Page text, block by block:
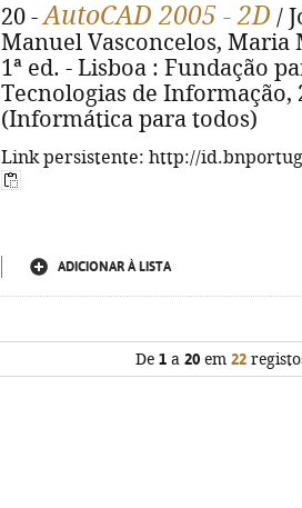
20 -AutoCAD 2005 - 2D /
Manuel Vasconcelos, Maria
1ª ed. - Lisboa : Fundação
Tecnologias de Informação,
(Informática para todos)
Link persistente: http://
ADICIONAR À LISTA
De 1a 20em 22